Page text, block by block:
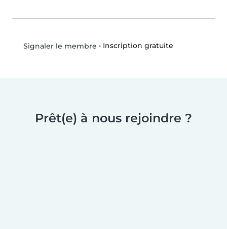
Signaler le membre • Inscription gratuite
Prêt(e) à nous rejoindre ?